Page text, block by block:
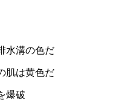
水溝の色だ
肌は黄色だ
爆破